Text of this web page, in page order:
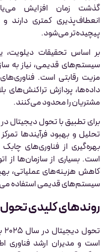
گذشت زمان افزایش
انعطاف‌پذیری کمتری دارند
پیچیده‌تر می‌شود.
بر اساس تحقیقات دیلویت،
سیستم‌های قدیمی، نیاز به
مزیت رقابتی است.
داده‌ها، پردازش تراکنش‌های
مشتریان را محدود می‌کنند.
برای تطبیق با تحول دیجیتال
تحلیل و بهبود فرآیندها
است. بسیاری از سازمان‌ها از
کاهش هزینه‌های عملیاتی،
سیستم‌های قدیمی استفاده
روندهای کلیدی تحول